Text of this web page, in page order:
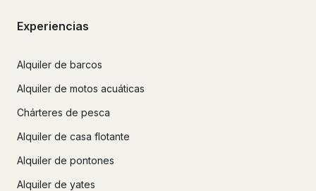
Experiencias
Alquiler de barcos
Alquiler de motos acuáticas
Chárteres de pesca
Alquiler de casa flotante
Alquiler de pontones
Alquiler de yates